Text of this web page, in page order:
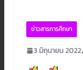
ข่าวสารการศึกษา
3 มิถุนายน 2022